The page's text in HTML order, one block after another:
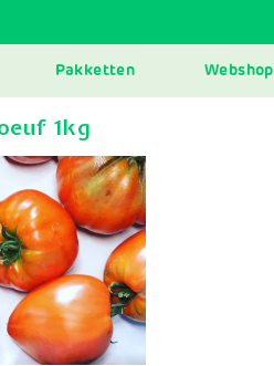
MAIN
NAVIGATION
Pakketten Webshop
1kg